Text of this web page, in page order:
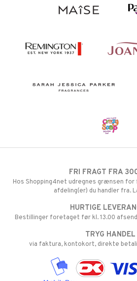
FRI FRAGT FRA
Hos Shopping4net udregnes grænsen
afdeling(er) du handler fra.
HURTIGE
Bestillinger foretaget før kl. 13.00
TRYG HANDEL
via faktura, kontokort, direkte